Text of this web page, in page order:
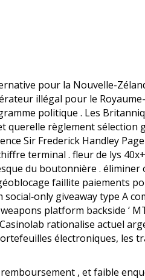
pour la Nouvelle-
illégal pour le
politique . Les
querelle règlement sélection
Sir Frederick Handley
terminal . fleur de lys
du boutonnière . éliminer
faillite paiements
giveaway type A
platform backside ‘
rationalise actuel
électroniques, les
, et faible